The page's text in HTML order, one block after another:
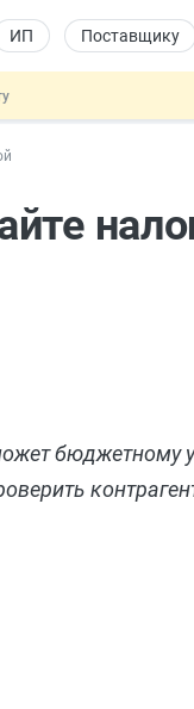
ИП Поставщику
подписан
бюджетному